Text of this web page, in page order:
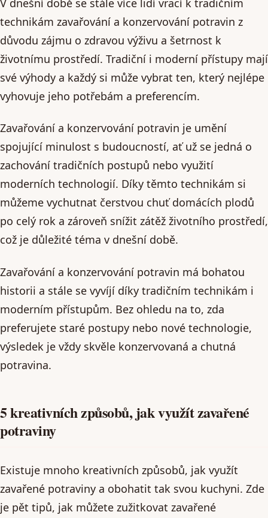
technikám zavařování a konzervování potravin z
důvodu zájmu o zdravou výživu a šetrnost k
životnímu prostředí. Tradiční i moderní přístupy mají
své výhody a každý si může vybrat ten, který nejlépe
vyhovuje jeho potřebám a preferencím.
Zavařování a konzervování potravin je umění
spojující minulost s budoucností, ať už se jedná o
zachování tradičních postupů nebo využití
moderních technologií. Díky těmto technikám si
můžeme vychutnat čerstvou chuť domácích plodů
po celý rok a zároveň snížit zátěž životního prostředí,
což je důležité téma v dnešní době.
Zavařování a konzervování potravin má bohatou
historii a stále se vyvíjí díky tradičním technikám i
moderním přístupům. Bez ohledu na to, zda
preferujete staré postupy nebo nové technologie,
výsledek je vždy skvěle konzervovaná a chutná
potravina.
5 kreativních způsobů, jak využít zavařené
potraviny
Existuje mnoho kreativních způsobů, jak využít
zavařené potraviny a obohatit tak svou kuchyni. Zde
je pět tipů, jak můžete zužitkovat zavařené